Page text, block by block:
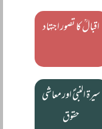
اقبالؒ کا تصور اجتہاد
سیرۃ النبیؐ اور معاشی
حقوق